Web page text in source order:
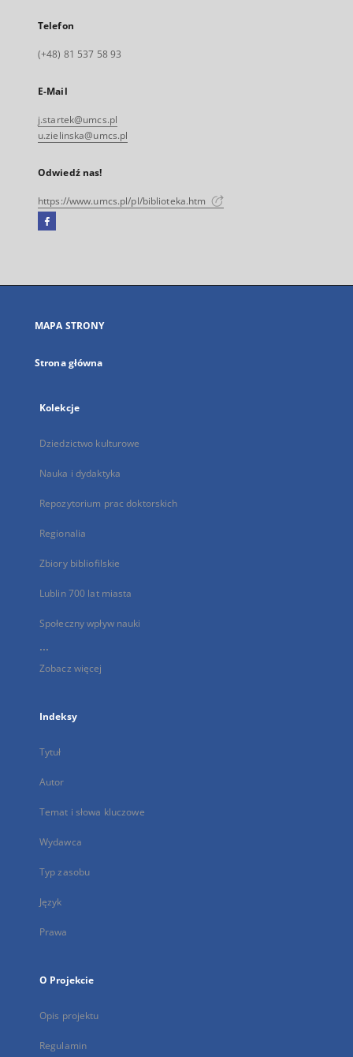
Telefon
(+48) 81 537 58 93
E-Mail
j.startek@umcs.pl
u.zielinska@umcs.pl
Odwiedź nas!
https://www.umcs.pl/pl/biblioteka.htm
Facebook
się
karcie
MAPA STRONY
Strona główna
Kolekcje
Dziedzictwo kulturowe
Nauka i dydaktyka
Repozytorium prac doktorskich
Regionalia
Zbiory bibliofilskie
Lublin 700 lat miasta
Społeczny wpływ nauki
...
Zobacz więcej
Indeksy
Tytuł
Autor
Temat i słowa kluczowe
Wydawca
Typ zasobu
Język
Prawa
O Projekcie
Opis projektu
Regulamin